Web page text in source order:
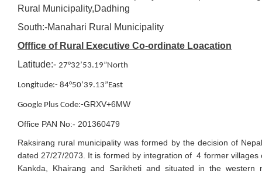
Rural Municipality,Dadhing
South:-Manahari Rural Municipality
Offfice of Rural Executive Co-ordinate Loacation
Latitude:- 27°32’53.19”North
Longitude:- 84°50’39.13”East
Google Plus Code:-GRXV+6MW
Office PAN No:- 201360479
Raksirang rural municipality was formed by the decision of
dated 27/27/2073. It is formed by integration of 4 former villages
Kankda, Khairang and Sarikheti and situated in the western